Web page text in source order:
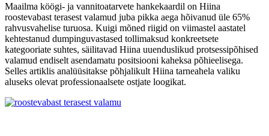
Maailma köögi- ja vannitoatarvete hankekaardil on Hiina
roostevabast terasest valamud juba pikka aega hõivanud üle 65%
rahvusvahelise turuosa. Kuigi mõned riigid on viimastel aastatel
kehtestanud dumpinguvastased tollimaksud konkreetsete
kategooriate suhtes, säilitavad Hiina uuenduslikud protsessipõhised
valamud endiselt asendamatu positsiooni kaheksa põhieelisega.
Selles artiklis analüüsitakse põhjalikult Hiina tarneahela valiku
aluseks olevat professionaalsete ostjate loogikat.